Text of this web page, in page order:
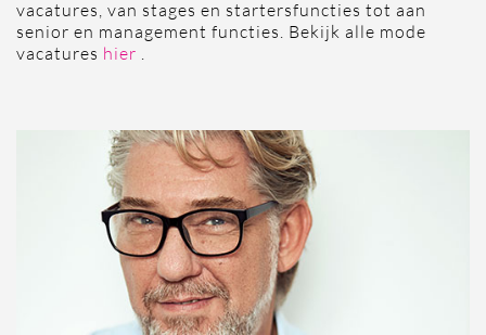
vacatures, van stages en startersfuncties tot aan
senior en management functies. Bekijk alle mode
vacatures hier